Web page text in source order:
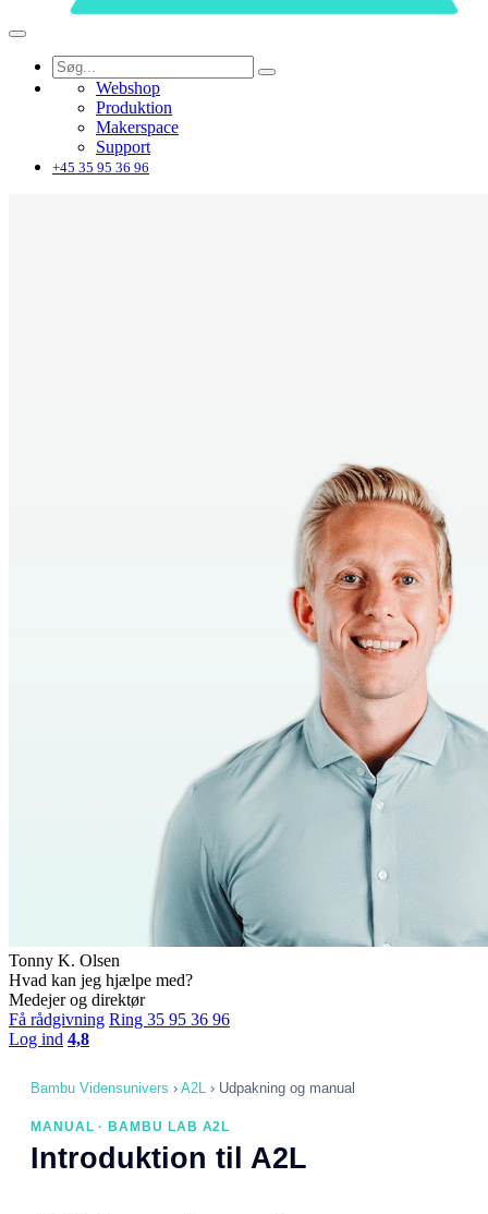
Webshop
Produktion
Makerspace
Support
+45 35 95 36 96
Tonny K. Olsen
Hvad kan jeg hjælpe med?
Medejer og direktør
Få rådgivning Ring 35 95 36 96
Log ind 4,8
Bambu Vidensunivers › A2L › Udpakning og manual
MANUAL · BAMBU LAB A2L
Introduktion til A2L